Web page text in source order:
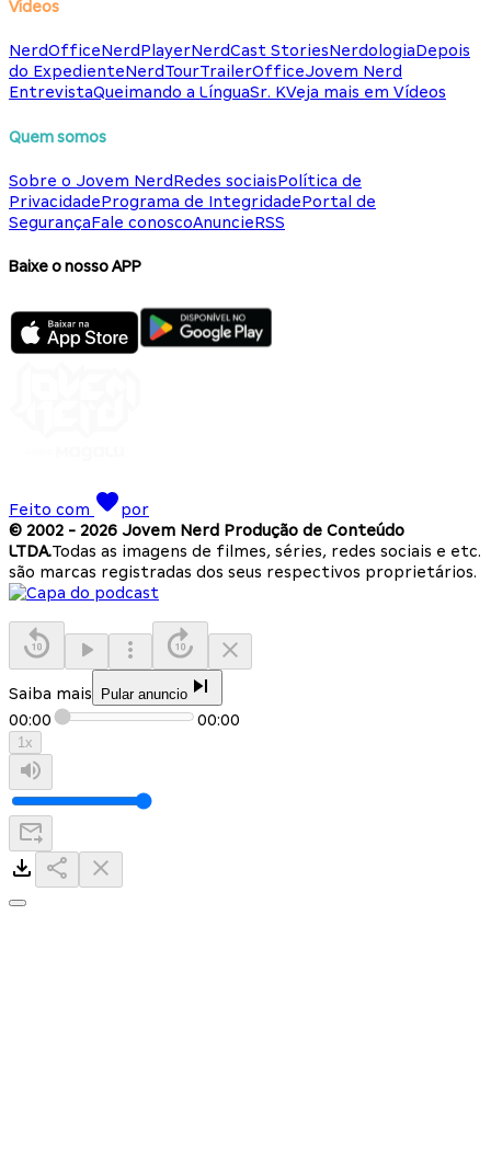
Vídeos
NerdOfficeNerdPlayerNerdCast StoriesNerdologiaDepois
do ExpedienteNerdTourTrailerOfficeJovem Nerd
EntrevistaQueimando a LínguaSr. KVeja mais em Vídeos
Quem somos
Sobre o Jovem NerdRedes sociaisPolítica de
PrivacidadePrograma de IntegridadePortal de
SegurançaFale conoscoAnuncieRSS
Baixe o nosso APP
Feito com
por
© 2002 - 2026 Jovem Nerd Produção de Conteúdo
LTDA.Todas as imagens de filmes, séries, redes sociais e etc.
são marcas registradas dos seus respectivos proprietários.
Saiba mais Pular anuncio
00:00 00:00
1x